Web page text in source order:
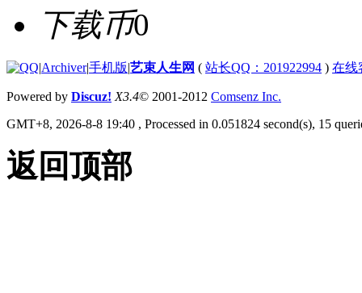
下载币0
|Archiver|手机版|艺束人生网 ( 站长QQ：201922994 ) 在线
Powered by Discuz! X3.4© 2001-2012 Comsenz Inc.
GMT+8, 2026-8-8 19:40 , Processed in 0.051824 second(s), 15
返回顶部